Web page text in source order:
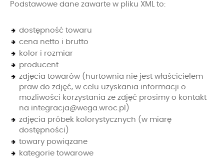
Podstawowe dane zawarte w pliku XML to:
dostępność towaru
cena netto i brutto
kolor i rozmiar
producent
zdjęcia towarów (hurtownia nie jest właścicielem
praw do zdjęć, w celu uzyskania informacji o
możliwości korzystania ze zdjęć prosimy o kontakt
na integracja@wega.wroc.pl )
zdjęcia próbek kolorystycznych (w miarę
dostępności)
towary powiązane
kategorie towarowe